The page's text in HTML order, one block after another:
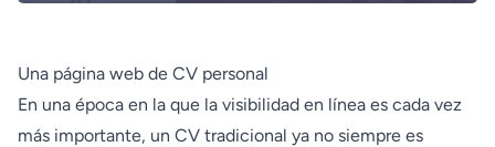
Una página web de CV personal
En una época en la que la visibilidad en línea es cada vez
más importante, un CV tradicional ya no siempre es